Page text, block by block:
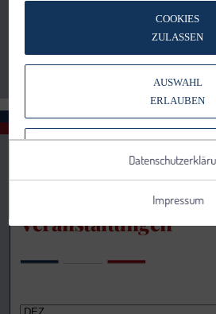
Veranstaltungen
COOKIES
ZULASSEN
AUSWAHL
ERLAUBEN
VERWENDEN
Impressum